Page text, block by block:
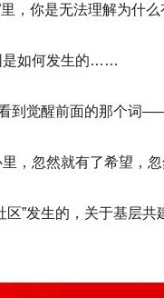
，你是无法理解为什么
是如何发生的……
到觉醒前面的那个词
，忽然就有了希望，
”发生的，关于基层